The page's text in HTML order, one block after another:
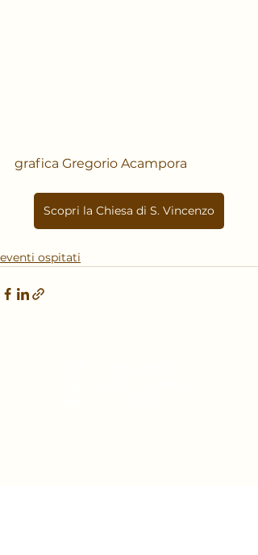
grafica Gregorio Acampora
Scopri la Chiesa di S. Vincenzo
eventi ospitati